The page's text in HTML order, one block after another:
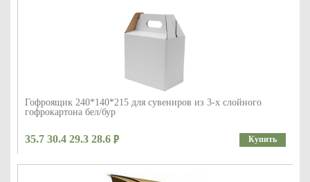
Гофроящик 240*140*215 для сувениров из 3-х слойного
гофрокартона бел/бур
35.7 30.4 29.3 28.6 Купить